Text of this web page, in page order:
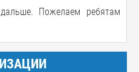
Пожелаем ребятам